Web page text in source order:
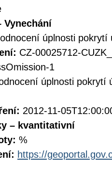
Vynechání
úplnosti pokrytí
CZ-00025712-
1
úplnosti pokrytí
2012-11-
– kvantitativní
%
https://